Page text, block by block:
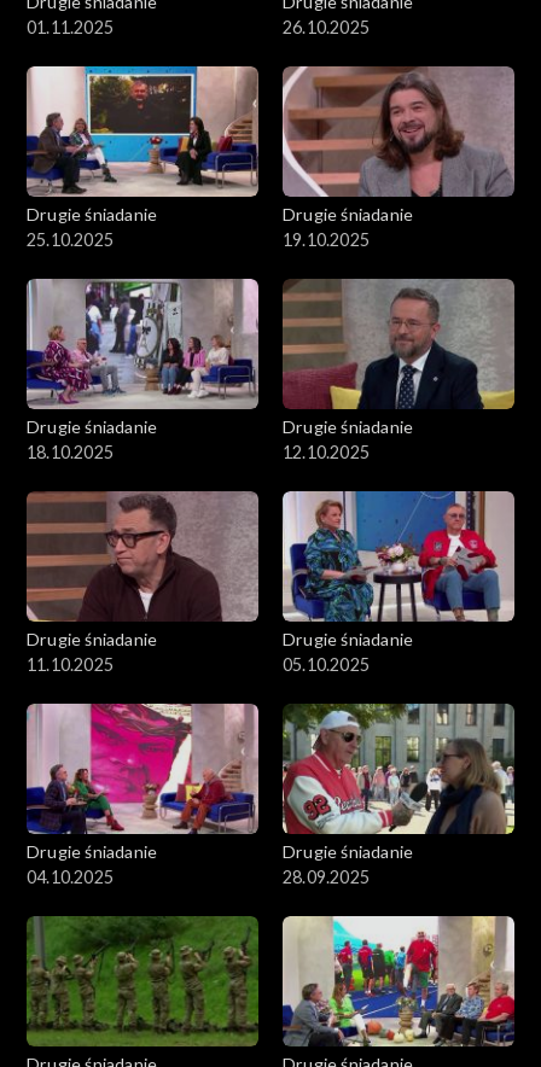
01.11.2025
26.10.2025
Drugie śniadanie
25.10.2025
Drugie śniadanie
19.10.2025
Drugie śniadanie
18.10.2025
Drugie śniadanie
12.10.2025
Drugie śniadanie
11.10.2025
Drugie śniadanie
05.10.2025
Drugie śniadanie
04.10.2025
Drugie śniadanie
28.09.2025